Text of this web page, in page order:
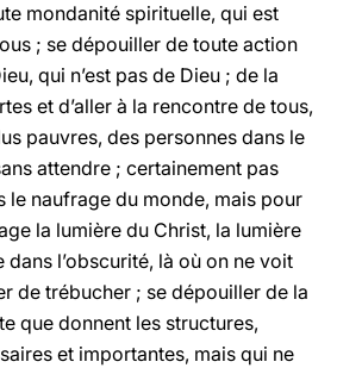
mondanité spirituelle, qui est
; se dépouiller de toute action
qui n’est pas de Dieu ; de la
et d’aller à la rencontre de tous,
pauvres, des personnes dans le
attendre ; certainement pas
le naufrage du monde, mais pour
la lumière du Christ, la lumière
dans l’obscurité, là où on ne voit
de trébucher ; se dépouiller de la
que donnent les structures,
et importantes, mais qui ne